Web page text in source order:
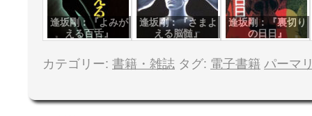
逢坂剛：『よみが
える百舌』
逢坂剛：『さまよ
える脳髄』
逢坂剛：『裏切り
の日日』
カテゴリー: 書籍・雑誌 タグ: 電子書籍 パーマ